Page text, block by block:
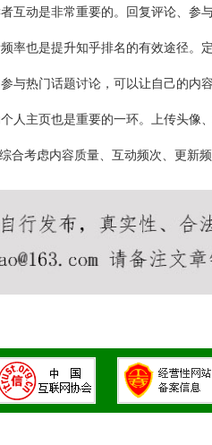
互动是非常重要的。回复评论、
率也是提升知乎排名的有效途径
与热门话题讨论，可以让自己的
人主页也是重要的一环。上传头
合考虑内容质量、互动频次、更新